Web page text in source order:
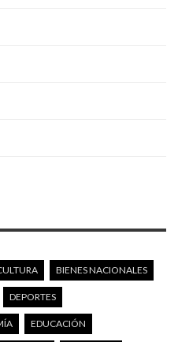
BIENES NACIONALES
DEPORTES
EDUCACIÓN